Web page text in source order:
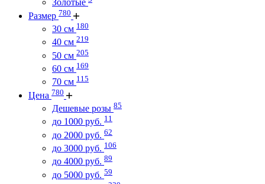
Золотые
Размер 780
30 см 180
40 см 219
50 см 205
60 см 169
70 см 115
Цена 780
Дешевые розы 85
до 1000 руб. 11
до 2000 руб. 62
до 3000 руб. 106
до 4000 руб. 89
до 5000 руб. 59